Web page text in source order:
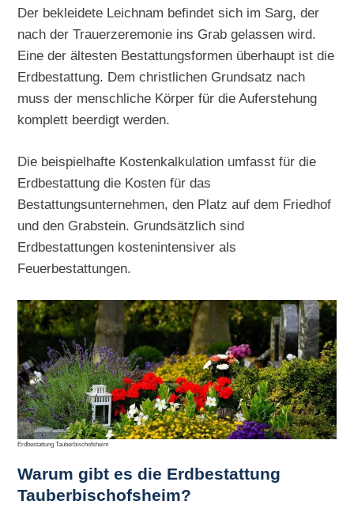
Der bekleidete Leichnam befindet sich im Sarg, der
nach der Trauerzeremonie ins Grab gelassen wird.
Eine der ältesten Bestattungsformen überhaupt ist die
Erdbestattung. Dem christlichen Grundsatz nach
muss der menschliche Körper für die Auferstehung
komplett beerdigt werden.
Die beispielhafte Kostenkalkulation umfasst für die
Erdbestattung die Kosten für das
Bestattungsunternehmen, den Platz auf dem Friedhof
und den Grabstein. Grundsätzlich sind
Erdbestattungen kostenintensiver als
Feuerbestattungen.
Erdbestattung Tauberbischofsheim
Warum gibt es die Erdbestattung
Tauberbischofsheim?